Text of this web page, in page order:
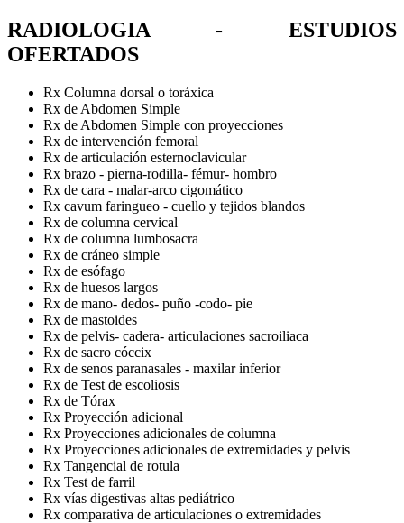
RADIOLOGIA - ESTUDIOS
OFERTADOS
Rx Columna dorsal o toráxica
Rx de Abdomen Simple
Rx de Abdomen Simple con proyecciones
Rx de intervención femoral
Rx de articulación esternoclavicular
Rx brazo - pierna-rodilla- fémur- hombro
Rx de cara - malar-arco cigomático
Rx cavum faringueo - cuello y tejidos blandos
Rx de columna cervical
Rx de columna lumbosacra
Rx de cráneo simple
Rx de esófago
Rx de huesos largos
Rx de mano- dedos- puño -codo- pie
Rx de mastoides
Rx de pelvis- cadera- articulaciones sacroiliaca
Rx de sacro cóccix
Rx de senos paranasales - maxilar inferior
Rx de Test de escoliosis
Rx de Tórax
Rx Proyección adicional
Rx Proyecciones adicionales de columna
Rx Proyecciones adicionales de extremidades y pelvis
Rx Tangencial de rotula
Rx Test de farril
Rx vías digestivas altas pediátrico
Rx comparativa de articulaciones o extremidades